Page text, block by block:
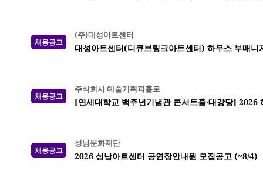
채용공고
(주)대성아트센터
대성아트센터(디큐브링크아트센터) 하우스 부매니
채용공고
주식회사 예술기획파홀로
[연세대학교 백주년기념관 콘서트홀·대강당] 2026
채용공고
성남문화재단
2026 성남아트센터 공연장안내원 모집공고 (~8/4)